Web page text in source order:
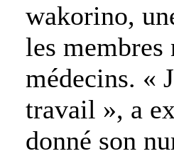
wakorino,
les membres
médecins. «
travail », a
donné son